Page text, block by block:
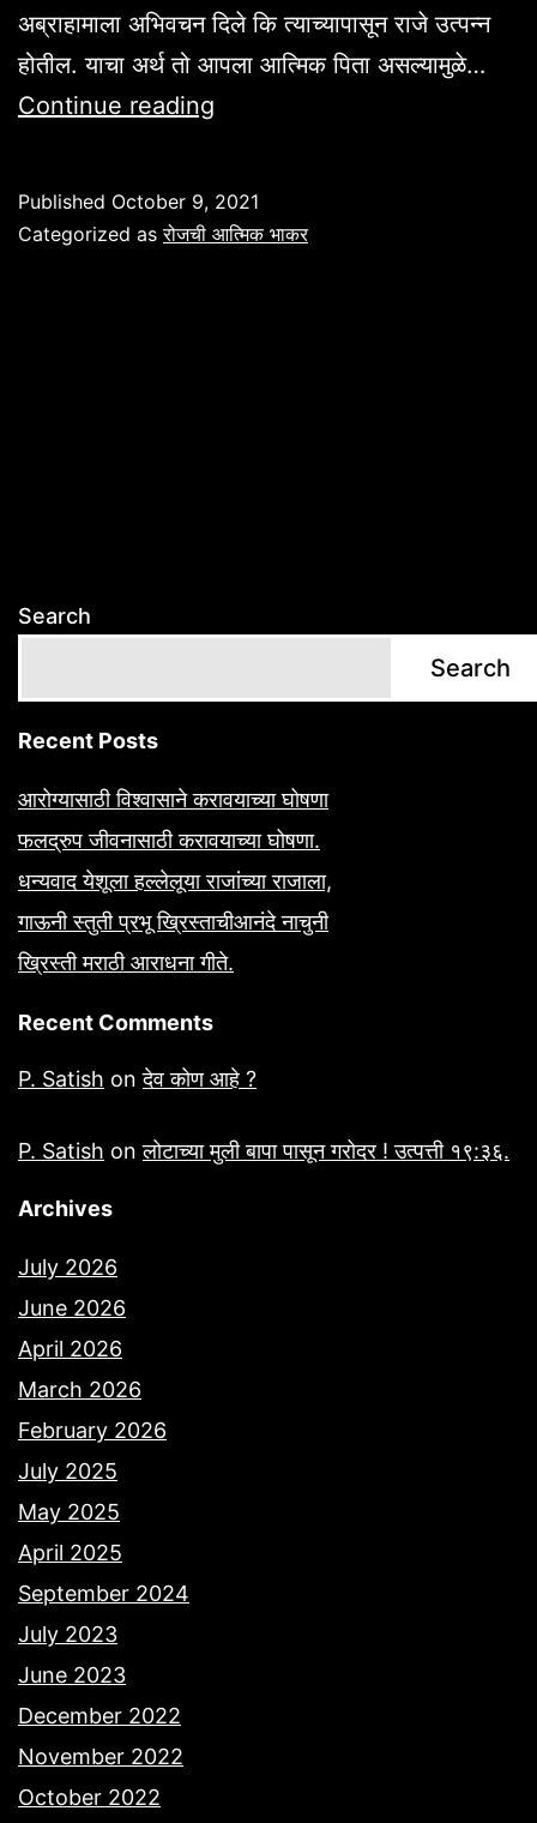
अब्राहामाला अभिवचन दिले कि त्याच्यापासून राजे उत्पन्न
होतील. याचा अर्थ तो आपला आत्मिक पिता असल्यामुळे…
Continue reading
Published October 9, 2021
Categorized asरोजची आत्मिक भाकर
Search
Search
Recent Posts
आरोग्यासाठी विश्वासाने करावयाच्या घोषणा
फलद्रुप जीवनासाठी करावयाच्या घोषणा.
धन्यवाद येशूला हल्लेलूया राजांच्या राजाला,
गाऊनी स्तुती प्रभू ख्रिस्ताचीआनंदे नाचुनी
ख्रिस्ती मराठी आराधना गीते.
Recent Comments
P. Satish onदेव कोण आहे ?
P. Satish onलोटाच्या मुली बापा पासून गरोदर ! उत्पत्ती १९:३६.
Archives
July 2026
June 2026
April 2026
March 2026
February 2026
July 2025
May 2025
April 2025
September 2024
July 2023
June 2023
December 2022
November 2022
October 2022